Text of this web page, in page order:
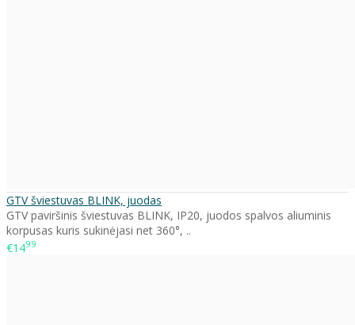
GTV šviestuvas BLINK, juodas
GTV paviršinis šviestuvas BLINK, IP20, juodos spalvos aliuminis
korpusas kuris sukinėjasi net 360°, ..
€1499